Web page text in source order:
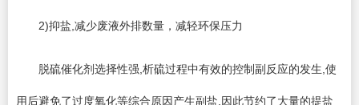
2)抑盐,减少废液外排数量，减轻环保压力
脱硫催化剂选择性强,析硫过程中有效的控制副反应的发生,使
用后避免了过度氧化等综合原因产生副盐,因此节约了大量的提盐